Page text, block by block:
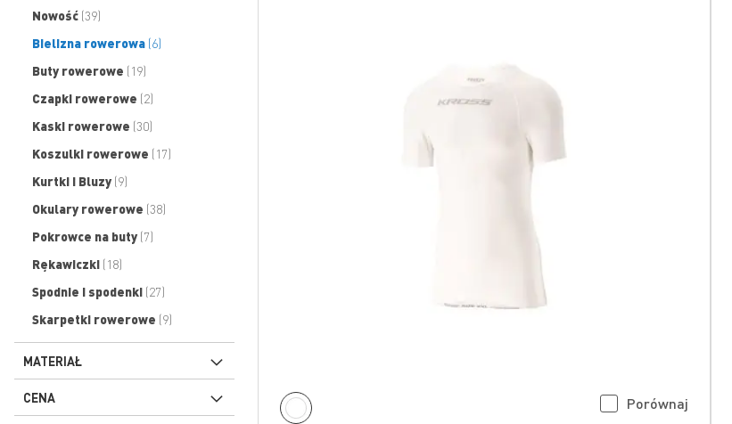
Porównaj
Nowość 39
produkty
Bielizna rowerowa 6
produkty
Buty rowerowe 19
produkty
Czapki rowerowe 2
produkty
Kaski rowerowe 30
produkty
Koszulki rowerowe 17
produkty
Kurtki i Bluzy 9
produkty
Okulary rowerowe 38
produkty
Pokrowce na buty 7
produkty
Rękawiczki 18
produkty
Spodnie i spodenki 27
produkty
Skarpetki rowerowe 9
produkty
MATERIAŁ
CENA